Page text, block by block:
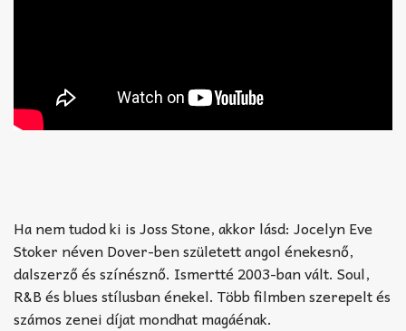
Ha nem tudod ki is Joss Stone, akkor lásd: Jocelyn Eve
Stoker néven Dover-ben született angol énekesnő,
dalszerző és színésznő. Ismertté 2003-ban vált. Soul,
R&B és blues stílusban énekel. Több filmben szerepelt és
számos zenei díjat mondhat magáénak.